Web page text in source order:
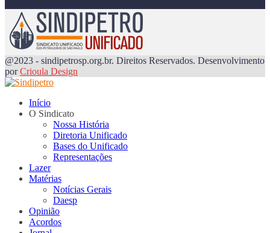
@2023 - sindipetrosp.org.br. Direitos Reservados. Desenvolvimento
porCrioula Design
Início
O Sindicato
Nossa História
Diretoria Unificado
Bases do Unificado
Representações
Lazer
Matérias
Notícias Gerais
Daesp
Opinião
Acordos